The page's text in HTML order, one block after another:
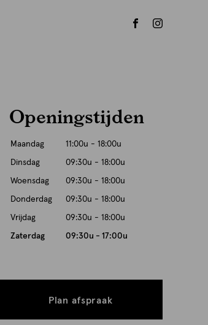
Plan afspraak
Openingstijden
Maandag 11:00u - 18:00u
Dinsdag 09:30u - 18:00u
Woensdag 09:30u - 18:00u
Donderdag 09:30u - 18:00u
Vrijdag 09:30u - 18:00u
Zaterdag 09:30u - 17:00u